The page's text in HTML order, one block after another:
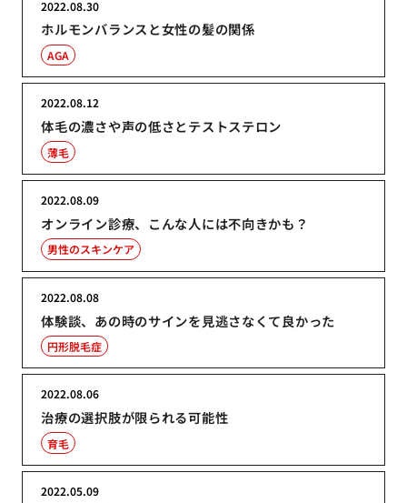
ホルモンバランスと女性の髪の関係
2022.08.30
AGA
体毛の濃さや声の低さとテストステロン
2022.08.12
薄毛
オンライン診療、こんな人には不向きかも？
2022.08.09
男性のスキンケア
体験談、あの時のサインを見逃さなくて良かった
2022.08.08
円形脱毛症
治療の選択肢が限られる可能性
2022.08.06
育毛
2022.05.09